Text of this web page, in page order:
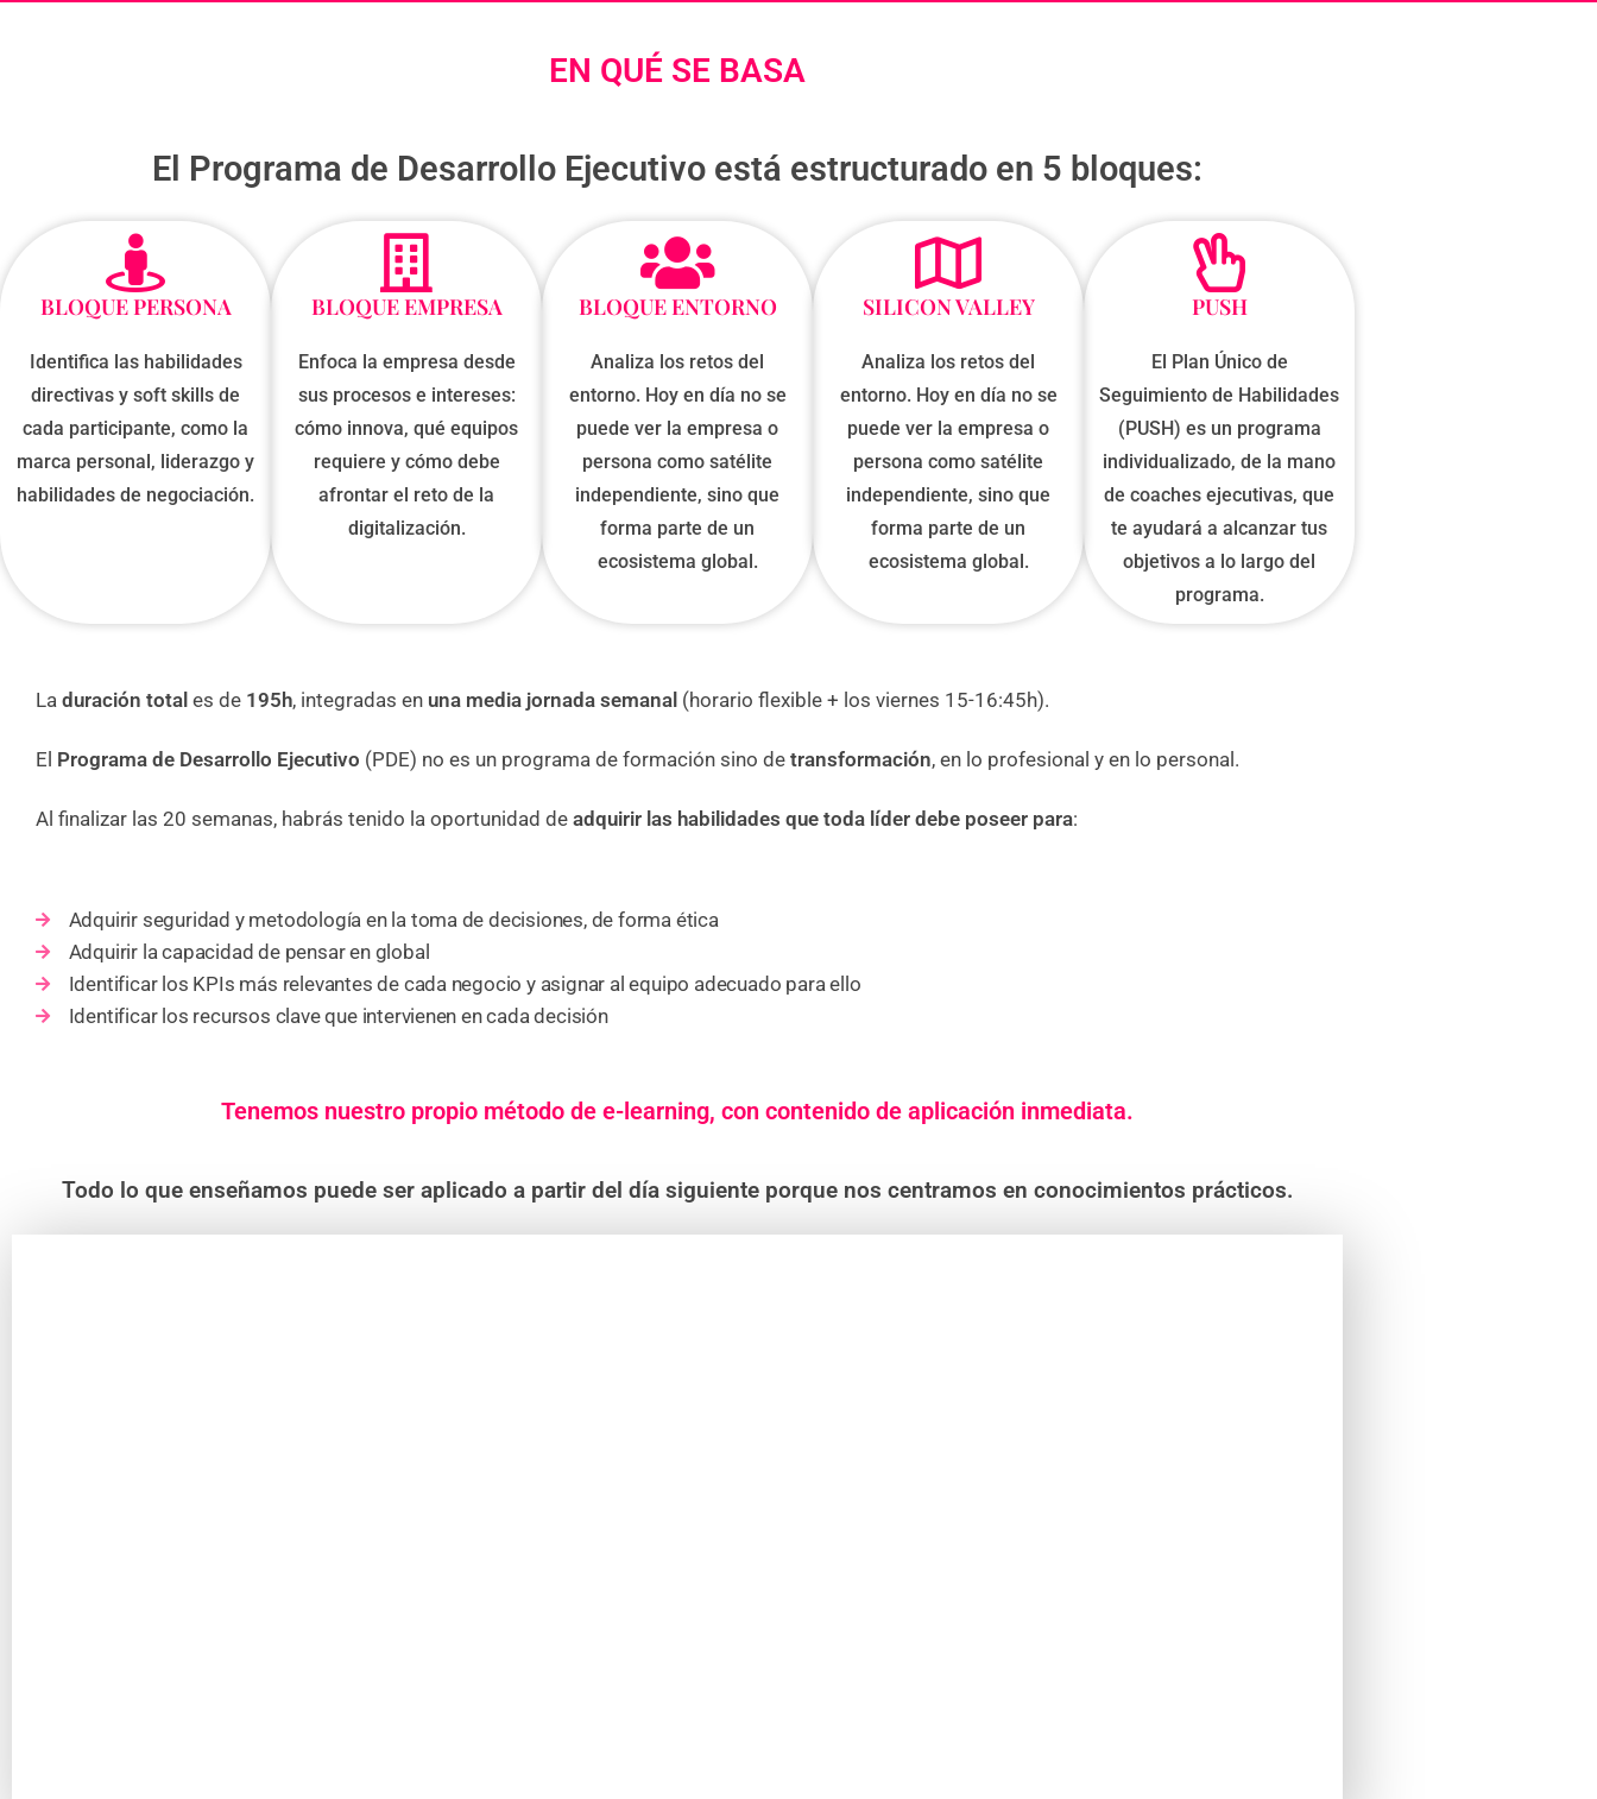
EN QUÉ SE BASA
El Programa de Desarrollo Ejecutivo está estructurado en 5 bloques:
BLOQUE PERSONA
Identifica las habilidades
directivas y soft skills de
cada participante, como la
marca personal, liderazgo y
habilidades de negociación.
BLOQUE EMPRESA
Enfoca la empresa desde
sus procesos e intereses:
cómo innova, qué equipos
requiere y cómo debe
afrontar el reto de la
digitalización.
BLOQUE ENTORNO
Analiza los retos del
entorno. Hoy en día no se
puede ver la empresa o
persona como satélite
independiente, sino que
forma parte de un
ecosistema global.
SILICON VALLEY
Analiza los retos del
entorno. Hoy en día no se
puede ver la empresa o
persona como satélite
independiente, sino que
forma parte de un
ecosistema global.
PUSH
El Plan Único de
Seguimiento de Habilidades
(PUSH) es un programa
individualizado, de la mano
de coaches ejecutivas, que
te ayudará a alcanzar tus
objetivos a lo largo del
programa.
La duración total es de 195h, integradas en una media jornada semanal (horario flexible + los viernes 15-16:45h).
El Programa de Desarrollo Ejecutivo (PDE) no es un programa de formación sino de transformación, en lo profesional y en lo personal.
Al finalizar las 20 semanas, habrás tenido la oportunidad de adquirir las habilidades que toda líder debe poseer para:
Adquirir seguridad y metodología en la toma de decisiones, de forma ética
Adquirir la capacidad de pensar en global
Identificar los KPIs más relevantes de cada negocio y asignar al equipo adecuado para ello
Identificar los recursos clave que intervienen en cada decisión
Tenemos nuestro propio método de e-learning, con contenido de aplicación inmediata.
Todo lo que enseñamos puede ser aplicado a partir del día siguiente porque nos centramos en conocimientos prácticos.